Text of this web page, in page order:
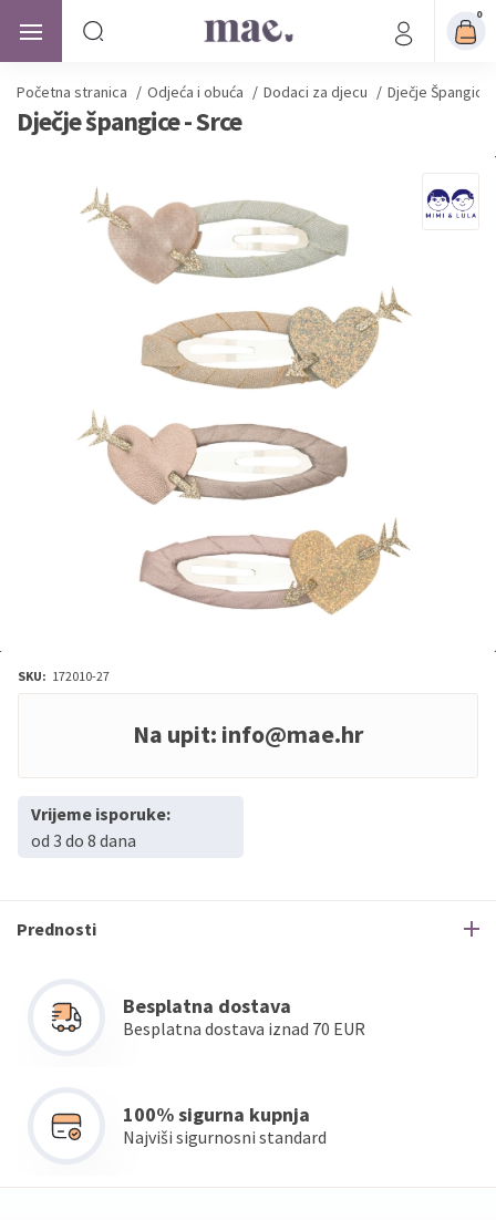
0
Početna stranica / Odjeća i obuća / Dodaci za djecu / Dječje Špangice
Dječje špangice - Srce
SKU: 172010-27
Na upit: info@mae.hr
Vrijeme isporuke:
od 3 do 8 dana
Prednosti
Besplatna dostava
Besplatna dostava iznad 70 EUR
100% sigurna kupnja
Najviši sigurnosni standard